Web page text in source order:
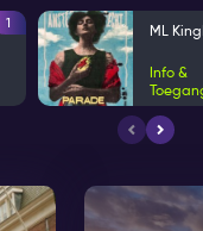
1
ML
Info &